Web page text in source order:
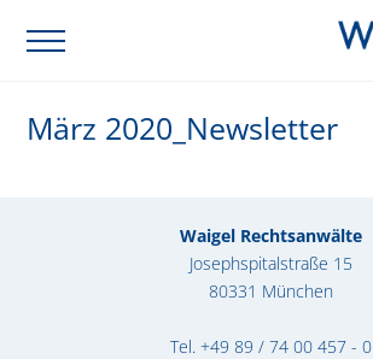
März 2020_Newsletter
Waigel Rechtsanwälte
Josephspitalstraße 15
80331 München
Tel. +49 89 / 74 00 457 - 0